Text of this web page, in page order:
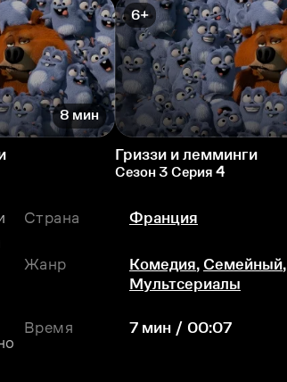
8 мин
6+
Гриззи и лемминги
Сезон 3 Серия 4
Страна Франция
Жанр Комедия, Семейный,
Мультсериалы
Время 7 мин / 00:07